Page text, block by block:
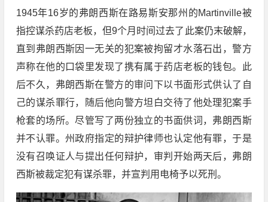
1945年16岁的弗朗西斯在路易斯安那州的Martinville被
指控谋杀药店老板，但9个月时间过去了此案仍末破解，
直到弗朗西斯因一无关的犯案被拘留才水落石出，警方
声称在他的口袋里发现了携有属于药店老板的钱包。此
后不久，弗朗西斯在警方的审问下以书面形式供认了自
己的谋杀罪行，随后他向警方坦白交待了他处理犯案手
枪套的场所。尽管写了两份独立的书面供词，弗朗西斯
并不认罪。州政府指定的辩护律师也认定他有罪，于是
没有召唤证人与提出任何辩护，审判开始两天后，弗朗
西斯被裁定犯有谋杀罪，并宣判用电椅予以死刑。